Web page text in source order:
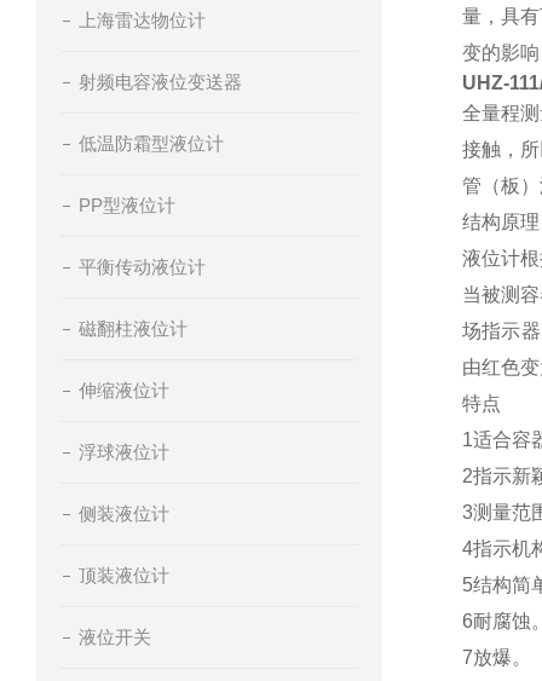
上海雷达物位计
射频电容液位变送器
低温防霜型液位计
PP型液位计
平衡传动液位计
磁翻柱液位计
伸缩液位计
浮球液位计
侧装液位计
顶装液位计
液位开关
量，具
变的影
UHZ-
全量程
接触，
管（板
结构原理
液位计
当被测
场指示
由红色
特点
1适合容
2指示新
3测量范
4指示机
5结构简
6耐腐蚀
7放爆。